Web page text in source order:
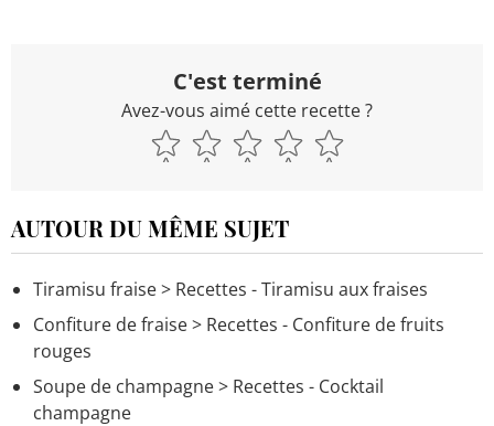
C'est terminé
Avez-vous aimé cette recette ?
AUTOUR DU MÊME SUJET
Tiramisu fraise> Recettes - Tiramisu aux fraises
Confiture de fraise> Recettes - Confiture de fruits
rouges
Soupe de champagne> Recettes - Cocktail
champagne